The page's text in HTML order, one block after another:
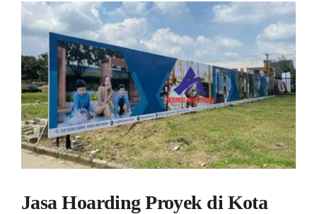
Jasa Hoarding Proyek di Kota